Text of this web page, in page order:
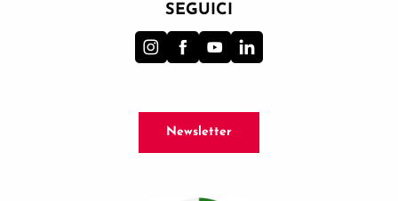
SEGUICI
Newsletter